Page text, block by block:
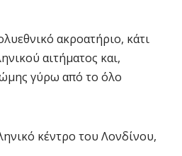
ακροατήριο, κάτι
αιτήματος και,
γύρω από το όλο
κέντρο του Λονδίνου,